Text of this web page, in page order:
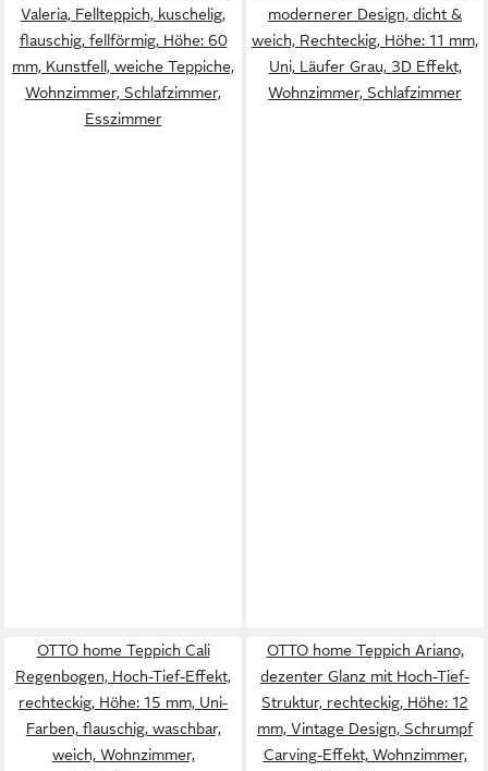
Valeria, Fellteppich, kuschelig,
flauschig, fellförmig, Höhe: 60
mm, Kunstfell, weiche Teppiche,
Wohnzimmer, Schlafzimmer,
Esszimmer
modernerer Design, dicht &
weich, Rechteckig, Höhe: 11 mm,
Uni, Läufer Grau, 3D Effekt,
Wohnzimmer, Schlafzimmer
OTTO home Teppich Cali
Regenbogen, Hoch-Tief-Effekt,
rechteckig, Höhe: 15 mm, Uni-
Farben, flauschig, waschbar,
weich, Wohnzimmer,
OTTO home Teppich Ariano,
dezenter Glanz mit Hoch-Tief-
Struktur, rechteckig, Höhe: 12
mm, Vintage Design, Schrumpf
Carving-Effekt, Wohnzimmer,